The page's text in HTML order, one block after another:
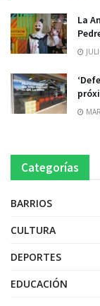
La
Categorías
BARRIOS
CULTURA
DEPORTES
EDUCACIÓN